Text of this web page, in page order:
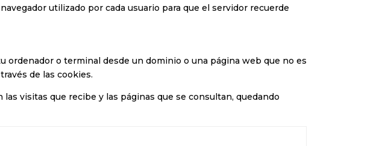
utilizado por cada usuario para que el servidor recuerde
ordenador o terminal desde un dominio o una página web que no es
de las cookies.
visitas que recibe y las páginas que se consultan, quedando